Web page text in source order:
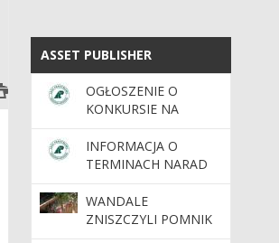
ASSET PUBLISHER
ASSET PUBLISHER
OGŁOSZENIE O
KONKURSIE NA
STANOWISKO
NADLEŚNICZEGO/NADLEŚNICZEJ
NADLEŚNICTWA
TORUŃ
INFORMACJA O
TERMINACH NARAD
PROJEKTU PLANU
WANDALE
ZNISZCZYLI POMNIK
PRZYRODY „JASKINIA